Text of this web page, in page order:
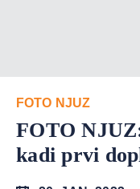
FOTO NJUZ
FOTO
kadi prvi